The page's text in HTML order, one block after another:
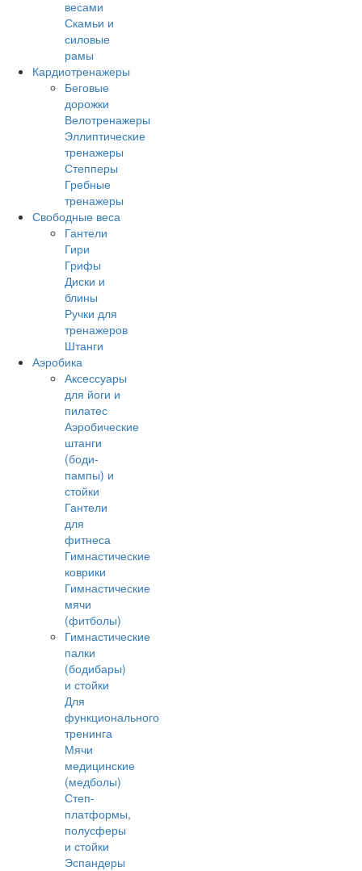
весами
Скамьи и
силовые
рамы
Кардиотренажеры
Беговые
дорожки
Велотренажеры
Эллиптические
тренажеры
Степперы
Гребные
тренажеры
Свободные веса
Гантели
Гири
Грифы
Диски и
блины
Ручки для
тренажеров
Штанги
Аэробика
Аксессуары
для йоги и
пилатес
Аэробические
штанги
(боди-
пампы) и
стойки
Гантели
для
фитнеса
Гимнастические
коврики
Гимнастические
мячи
(фитболы)
Гимнастические
палки
(бодибары)
и стойки
Для
функционального
тренинга
Мячи
медицинские
(медболы)
Степ-
платформы,
полусферы
и стойки
Эспандеры